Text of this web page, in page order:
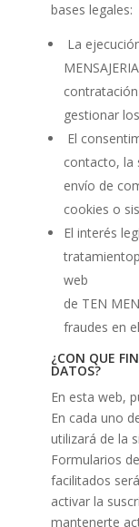
bases legales:
La
gestionar
El
contacto, la
envío de
cookies o
El interés
web
de TEN
fraudes en
¿CON QUE
DATOS?
En esta web,
En cada uno
utilizará de la
Formularios
facilitados
activar la
mantenerte